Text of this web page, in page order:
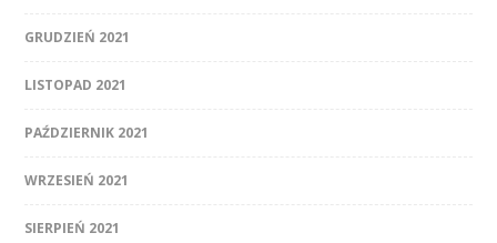
GRUDZIEŃ 2021
LISTOPAD 2021
PAŹDZIERNIK 2021
WRZESIEŃ 2021
SIERPIEŃ 2021